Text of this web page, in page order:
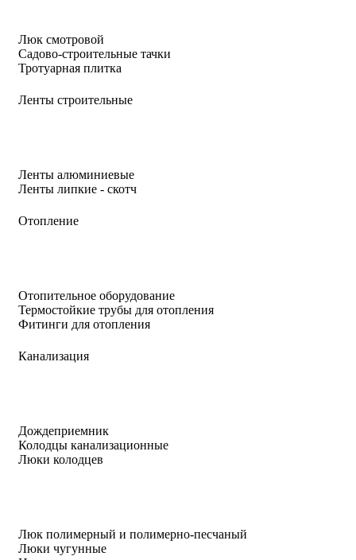
Люк смотровой
Садово-строительные тачки
Тротуарная плитка
Ленты строительные
Ленты алюминиевые
Ленты липкие - скотч
Отопление
Отопительное оборудование
Термостойкие трубы для отопления
Фитинги для отопления
Канализация
Дождеприемник
Колодцы канализационные
Люки колодцев
Люк полимерный и полимерно-песчаный
Люки чугунные